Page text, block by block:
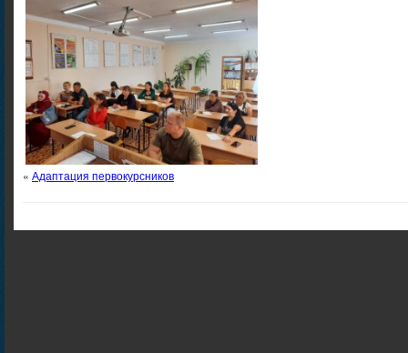
« Адаптация первокурсников